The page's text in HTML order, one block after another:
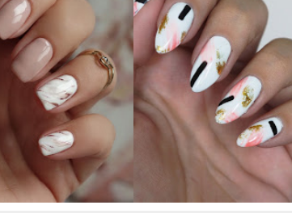
АХ, ТОЗИ
МРАМОР
ПО РЪЦЕТЕ
ПОСРЕЩАТ